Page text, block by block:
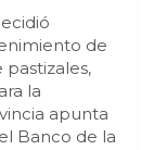
de
la
apunta
Banco de la